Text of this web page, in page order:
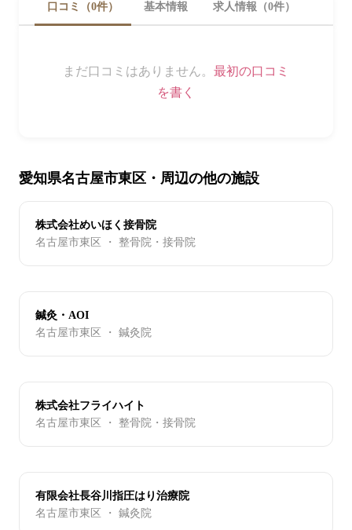
口コミ（0件） 基本情報 求人情報（0件）
まだ口コミはありません。 最初の口コミ
を書く
愛知県名古屋市東区・周辺の他の施設
株式会社めいほく接骨院
名古屋市東区 ・ 整骨院・接骨院
鍼灸・AOI
名古屋市東区 ・ 鍼灸院
株式会社フライハイト
名古屋市東区 ・ 整骨院・接骨院
有限会社長谷川指圧はり治療院
名古屋市東区 ・ 鍼灸院